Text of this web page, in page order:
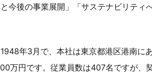
今後の事業展開」「サステナビリティ
年3月で、本社は東京都港区港南に
万円です。従業員数は407名ですが、